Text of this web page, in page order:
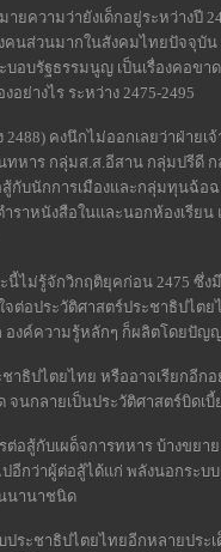
ยความว่ายังเด็กอยู่ระหว่างปี
คนส่วนมากในสังคมไทยปัจจุบั
อบรัฐธรรมนูญ เป็นเรื่องคอขา
ย่างไร ระหว่าง 2475-2495
คงนึกไม่ออกเลยว่าฝ่าย
ทหาร กลุ่มส.ส.อีสาน กลุ่มปรีดี
กับนักการเมืองและกลุ่มทุนฉ้อ
ราหนังสือในและนอกห้องเรีย
ม่รู้จักวิกฤติยุคก่อน 2475 ซึ่งมี
จต่อประวัติศาสตร์ประชาธิปไต
องค์ความรู้หลักๆ ก็ผลิตโดยปั
าธิปไตยไทย หรืออาจเรียกอีก
นกลายเป็นประวัติศาสตร์บิดเบี้
อสู้กับเผด็จการทหาร บ้างขย
อีกว่าผู้ต่อสู้ได้แก่ พลังนอกระบ
นานาชนิด
ระชาธิปไตยไทยอีกหลายประ